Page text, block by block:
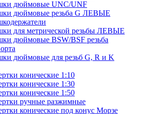
дюймовые UNC/UNF
дюймовые резьба G ЛЕВЫЕ
для метрической резьбы ЛЕВЫЕ
дюймовые BSW/BSF резьба
дюймовые для резьб G, R и K
конические 1:10
конические 1:30
конические 1:50
ручные разжимные
конические под конус Морзе